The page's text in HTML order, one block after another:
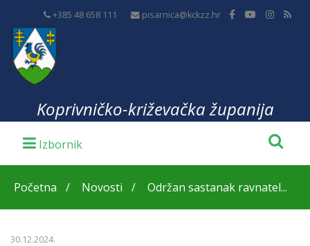
+385 48 658 111 pisarnica@kckzz.hr
Koprivničko-križevačka županija
Početna Novosti Održan sastanak ravnatel...
30.12.2024.